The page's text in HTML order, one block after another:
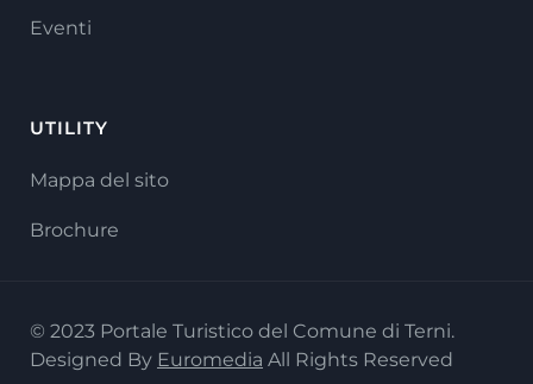
Eventi
UTILITY
Mappa del sito
Brochure
© 2023 Portale Turistico del Comune di Terni.
Designed By Euromedia All Rights Reserved